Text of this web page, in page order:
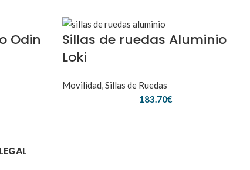
Odin
Sillas de ruedas Aluminio
Loki
Movilidad,Sillas de Ruedas
183.70€
LEGAL